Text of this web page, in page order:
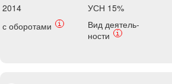
2014
УСН 15%
с оборотами
i
Вид деятель-
ности
i